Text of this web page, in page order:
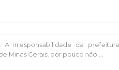
irresponsabilidade da prefeitura
Minas Gerais, por pouco não ...